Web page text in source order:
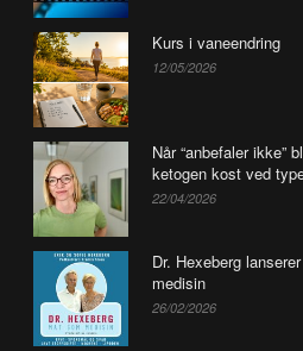
Kurs i vaneendring
12/05/2026
Når “anbefaler ikke”
ketogen kost ved
22/04/2026
Dr. Hexeberg
medisin
26/02/2026